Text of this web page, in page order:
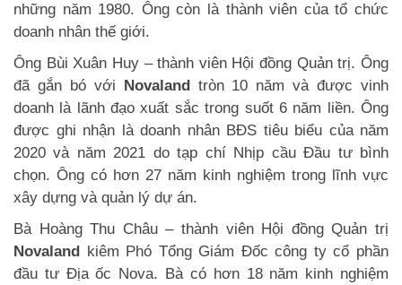
những năm 1980. Ông còn là thành viên của tổ chức
doanh nhân thế giới.
Ông Bùi Xuân Huy – thành viên Hội đồng Quản trị. Ông
đã gắn bó với Novalandtròn 10 năm và được vinh
doanh là lãnh đạo xuất sắc trong suốt 6 năm liền. Ông
được ghi nhận là doanh nhân BĐS tiêu biểu của năm
2020 và năm 2021 do tạp chí Nhịp cầu Đầu tư bình
chọn. Ông có hơn 27 năm kinh nghiệm trong lĩnh vực
xây dựng và quản lý dự án.
Bà Hoàng Thu Châu – thành viên Hội đồng Quản trị
Novaland kiêm Phó Tổng Giám Đốc công ty cổ phần
đầu tư Địa ốc Nova. Bà có hơn 18 năm kinh nghiệm